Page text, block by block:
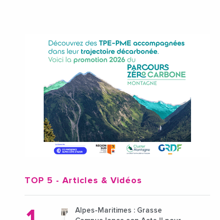
TOP 5 - Articles & Vidéos
Alpes-Maritimes : Grasse